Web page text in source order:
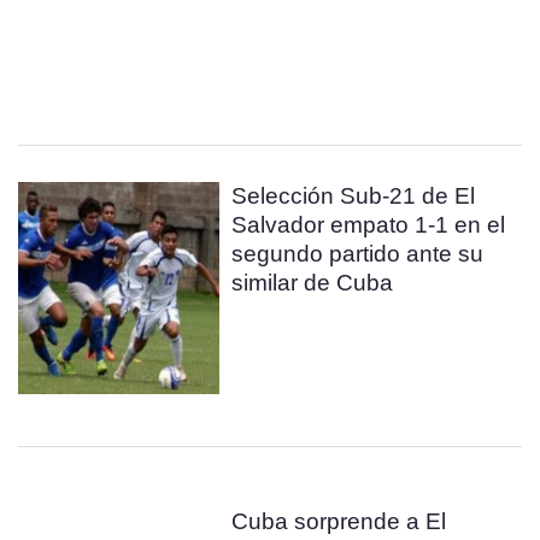
Selección Sub-21 de El
Salvador empato 1-1 en el
segundo partido ante su
similar de Cuba
Cuba sorprende a El